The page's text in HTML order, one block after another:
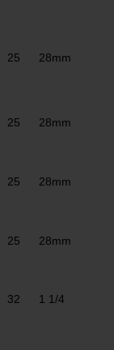
25 28mm
25 28mm
25 28mm
25 28mm
32 1 1/4